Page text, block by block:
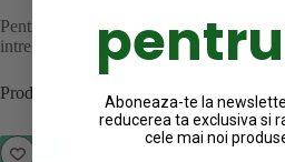
Pentru o ingrijire optima, maseaza o
intregul corp si pe fata.
Produse similare
- 25%
Aboneaza-te la
reducerea ta exclusiva si
cele mai noi